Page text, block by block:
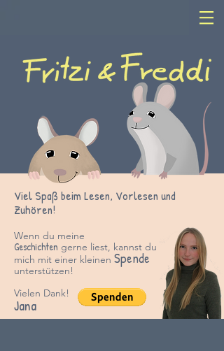
Viel Spaß beim Lesen, Vorlesen und
Zuhören!
Wenn du meine
Geschichten gerne liest, kannst du
mich mit einer kleinen Spende
unterstützen!
Vielen Dank!
Jana